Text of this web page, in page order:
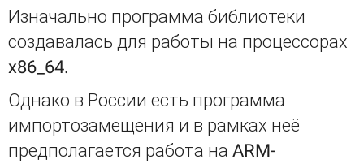
Изначально программа библиотеки
создавалась для работы на процессорах
x86_64.
Однако в России есть программа
импортозамещения и в рамках неё
предполагается работа на ARM-